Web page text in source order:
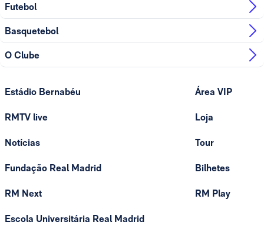
Futebol
Basquetebol
O Clube
Estádio Bernabéu
RMTV live
Notícias
Fundação Real Madrid
RM Next
Escola Universitária Real Madrid
Área VIP
Loja
Tour
Bilhetes
RM Play